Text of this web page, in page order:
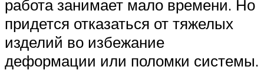
работа занимает мало времени. Но
придется отказаться от тяжелых
изделий во избежание
деформации или поломки системы.